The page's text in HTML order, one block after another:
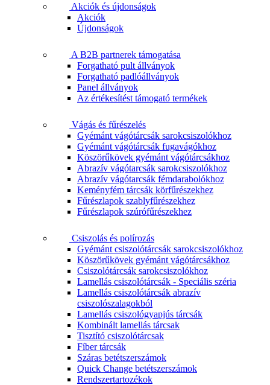
Akciók és újdonságok
Akciók
Újdonságok
A B2B partnerek támogatása
Forgatható pult állványok
Forgatható padlóállványok
Panel állványok
Az értékesítést támogató termékek
Vágás és fűrészelés
Gyémánt vágótárcsák sarokcsiszolókhoz
Gyémánt vágótárcsák fugavágókhoz
Köszörűkövek gyémánt vágótárcsákhoz
Abrazív vágótarcsák sarokcsiszolókhoz
Abrazív vágótarcsák fémdarabolókhoz
Keményfém tárcsák körfűrészekhez
Fűrészlapok szablyfűrészekhez
Fűrészlapok szúrófűrészekhez
Csiszolás és polírozás
Gyémánt csiszolótárcsák sarokcsiszolókhoz
Köszörűkövek gyémánt vágótárcsákhoz
Csiszolótárcsák sarokcsiszolókhoz
Lamellás csiszolótárcsák - Speciális széria
Lamellás csiszolótárcsák abrazív
csiszolószalagokból
Lamellás csiszológyapjús tárcsák
Kombinált lamellás tárcsak
Tisztító csiszolótárcsak
Fíber tárcsák
Száras betétszerszámok
Quick Change betétszerszámok
Rendszertartozékok